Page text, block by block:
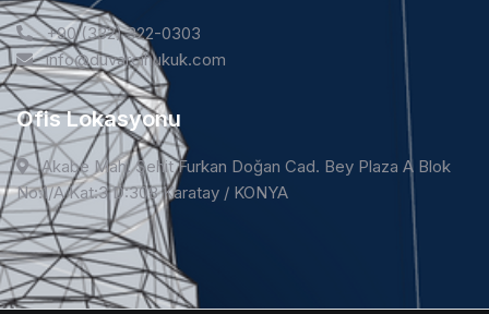
+90 (332) 322-0303
info@duvarcihukuk.com
Ofis Lokasyonu
Akabe Mah. Şehit Furkan Doğan Cad. Bey Plaza A Blok
No:1/A Kat:3 D:308 Karatay / KONYA